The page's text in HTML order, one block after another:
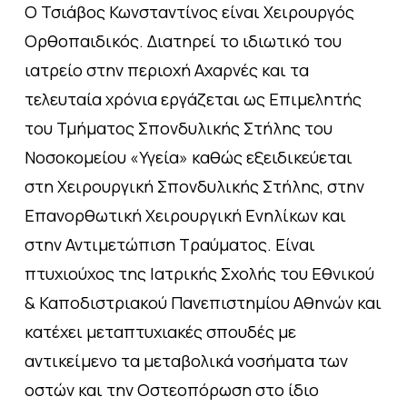
Ο Τσιάβος Κωνσταντίνος είναι Χειρουργός
Ορθοπαιδικός. Διατηρεί το ιδιωτικό του
ιατρείο στην περιοχή Αχαρνές και τα
τελευταία χρόνια εργάζεται ως Επιμελητής
του Τμήματος Σπονδυλικής Στήλης του
Νοσοκομείου «Υγεία» καθώς εξειδικεύεται
στη Χειρουργική Σπονδυλικής Στήλης, στην
Επανορθωτική Χειρουργική Ενηλίκων και
στην Αντιμετώπιση Τραύματος. Είναι
πτυχιούχος της Ιατρικής Σχολής του Εθνικού
& Καποδιστριακού Πανεπιστημίου Αθηνών και
κατέχει μεταπτυχιακές σπουδές με
αντικείμενο τα μεταβολικά νοσήματα των
οστών και την Οστεοπόρωση στο ίδιο